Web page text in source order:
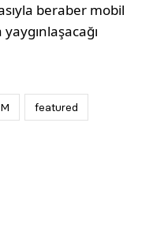
beraber mobil
featured